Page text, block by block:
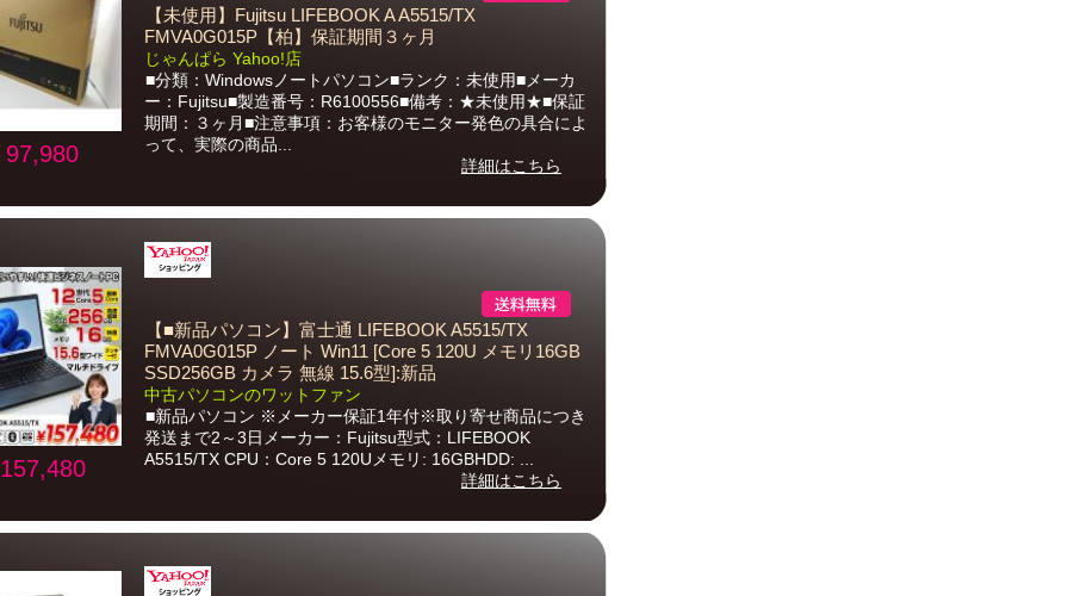
97,980
【未使用】Fujitsu LIFEBOOK A A5515/TX
FMVA0G015P【柏】保証期間３ヶ月
じゃんぱら Yahoo!店
■分類：Windowsノートパソコン■ランク：未使用■メーカ
ー：Fujitsu■製造番号：R6100556■備考：★未使用★■保証
期間：３ヶ月■注意事項：お客様のモニター発色の具合によ
って、実際の商品...
詳細はこちら
【■新品パソコン】富士通 LIFEBOOK A5515/TX
FMVA0G015P ノート Win11 [Core 5 120U メモリ16GB
SSD256GB カメラ 無線 15.6型]:新品
中古パソコンのワットファン
■新品パソコン ※メーカー保証1年付※取り寄せ商品につき
発送まで2～3日メーカー：Fujitsu型式：LIFEBOOK
A5515/TX CPU：Core 5 120Uメモリ: 16GBHDD: ...
詳細はこちら